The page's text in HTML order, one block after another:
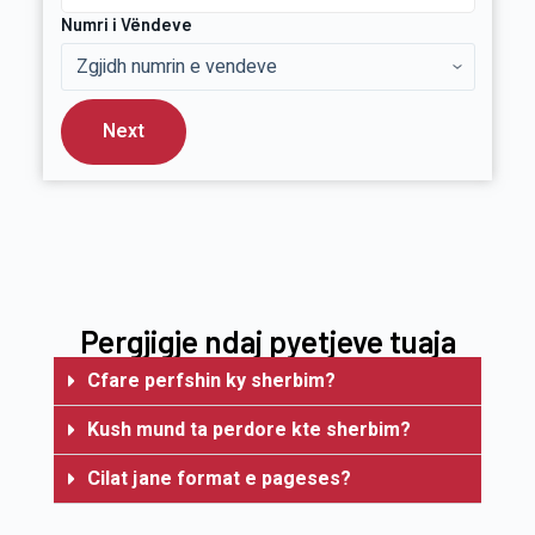
Numri i Vëndeve
Next
Pergjigje ndaj pyetjeve tuaja
Cfare perfshin ky sherbim?
Kush mund ta perdore kte sherbim?
Cilat jane format e pageses?